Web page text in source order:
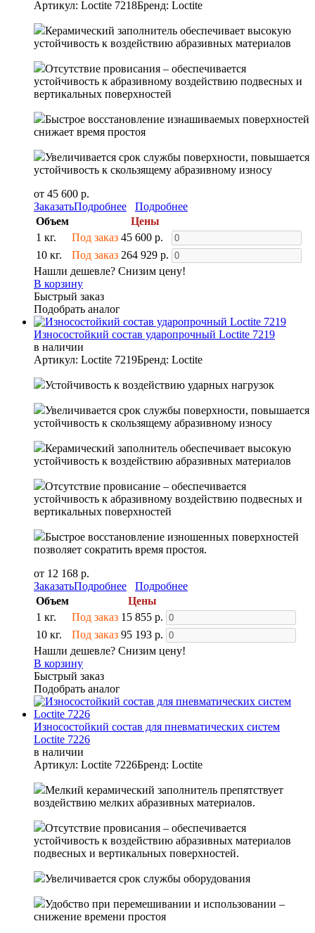
Артикул: Loctite 7218Бренд: Loctite
Керамический заполнитель обеспечивает высокую
устойчивость к воздействию абразивных материалов
Отсутствие провисания – обеспечивается
устойчивость к абразивному воздействию подвесных и
вертикальных поверхностей
Быстрое восстановление изнашиваемых поверхностей
снижает время простоя
Увеличивается срок службы поверхности, повышается
устойчивость к скользящему абразивному износу
от 45 600 р.
ЗаказатьПодробнее
Подробнее
Объем
Цены
1 кг.
Под заказ 45 600 р.
10 кг.
Под заказ 264 929 р.
Нашли дешевле? Снизим цену!
В корзину
Быстрый заказ
Подобрать аналог
Износостойкий состав ударопрочный Loctite 7219
в наличии
Артикул: Loctite 7219Бренд: Loctite
Устойчивость к воздействию ударных нагрузок
Увеличивается срок службы поверхности, повышается
устойчивость к скользящему абразивному износу
Керамический заполнитель обеспечивает высокую
устойчивость к воздействию абразивных материалов
Отсутствие провисание – обеспечивается
устойчивость к абразивному воздействию подвесных и
вертикальных поверхностей
Быстрое восстановление изношенных поверхностей
позволяет сократить время простоя.
от 12 168 р.
ЗаказатьПодробнее
Подробнее
Объем
Цены
1 кг.
Под заказ 15 855 р.
10 кг.
Под заказ 95 193 р.
Нашли дешевле? Снизим цену!
В корзину
Быстрый заказ
Подобрать аналог
Износостойкий состав для пневматических систем
Loctite 7226
в наличии
Артикул: Loctite 7226Бренд: Loctite
Мелкий керамический заполнитель препятствует
воздействию мелких абразивных материалов.
Отсутствие провисания – обеспечивается
устойчивость к воздействию абразивных материалов
подвесных и вертикальных поверхностей.
Увеличивается срок службы оборудования
Удобство при перемешивании и использовании –
снижение времени простоя